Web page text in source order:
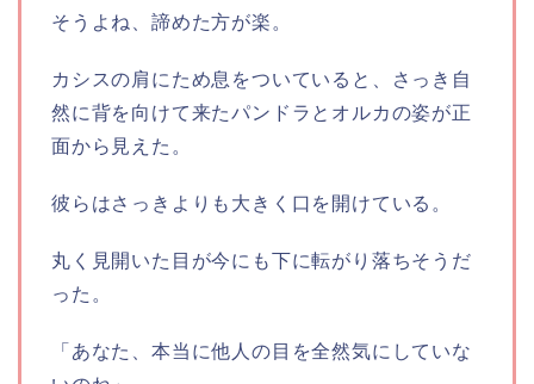
そうよね、諦めた方が楽。
カシスの肩にため息をついていると、さっき自
然に背を向けて来たパンドラとオルカの姿が正
面から見えた。
彼らはさっきよりも大きく口を開けている。
丸く見開いた目が今にも下に転がり落ちそうだ
った。
「あなた、本当に他人の目を全然気にしていな